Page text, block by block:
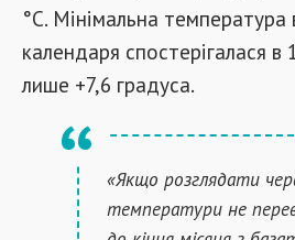
°C. Мінімальна
календаря спостерігалася
лише +7,6 градуса.
«Якщо розглядати
температури не